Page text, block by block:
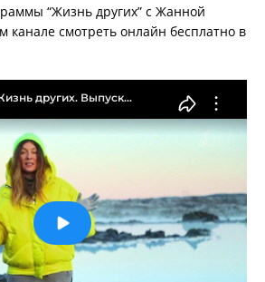
“Жизнь других” с Жанной
канале смотреть онлайн бесплатно в